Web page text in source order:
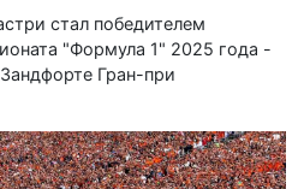
стал победителем
"Формула 1" 2025 года -
Гран-при